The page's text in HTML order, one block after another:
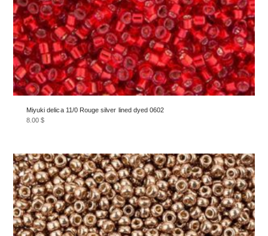
Miyuki delica 11/0 Rouge silver lined dyed 0602
8.00$